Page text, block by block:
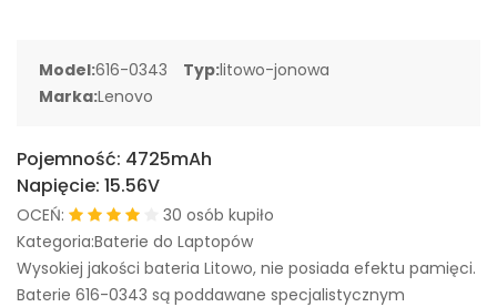
Model:616-0343 Typ:litowo-jonowa
Marka:Lenovo
Pojemność: 4725mAh
Napięcie: 15.56V
OCEŃ:
30 osób kupiło
Kategoria:Baterie do Laptopów
Wysokiej jakości bateria Litowo, nie posiada efektu pamięci.
Baterie 616-0343 są poddawane specjalistycznym